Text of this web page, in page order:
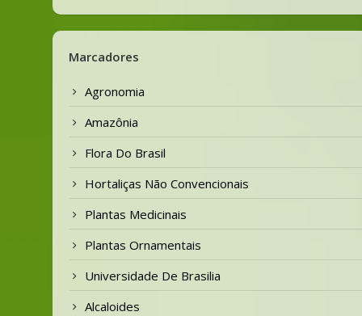
Marcadores
Agronomia
Amazônia
Flora Do Brasil
Hortaliças Não Convencionais
Plantas Medicinais
Plantas Ornamentais
Universidade De Brasilia
Alcaloides